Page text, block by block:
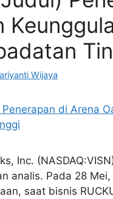
Wijaya
Inc.
analis. Pada 28
saat bisnis